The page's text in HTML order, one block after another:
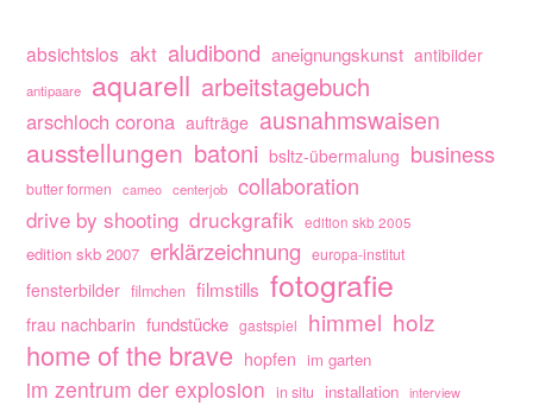
absichtslos akt aludibond aneignungskunst antibilder
antipaare aquarell arbeitstagebuch
arschloch corona aufträge ausnahmswaisen
ausstellungen batoni bsltz-übermalung business
butter formen cameo centerjob collaboration
drive by shooting druckgrafik edition skb 2005
edition skb 2007 erklärzeichnung europa-institut
fensterbilder filmchen filmstills fotografie
frau nachbarin fundstücke gastspiel himmel holz
home of the brave hopfen im garten
im zentrum der explosion in situ installation interview